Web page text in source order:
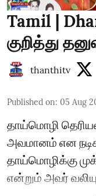
Tamil |
குறித்து
thanthitv
Published on: 05 Aug
தாய்மொழி
அவமானம் என
தாய்மொழிக்கு
என்றும் அவர்